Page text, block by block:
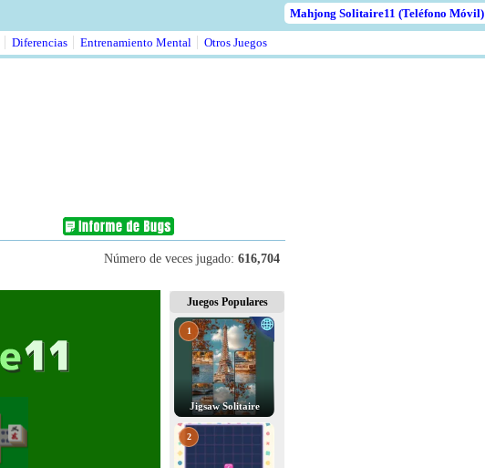
Mahjong Solitaire11 (Teléfono Móvil)
Diferencias Entrenamiento Mental Otros Juegos
Número de veces jugado: 616,704
Juegos Populares
1
Jigsaw Solitaire
2